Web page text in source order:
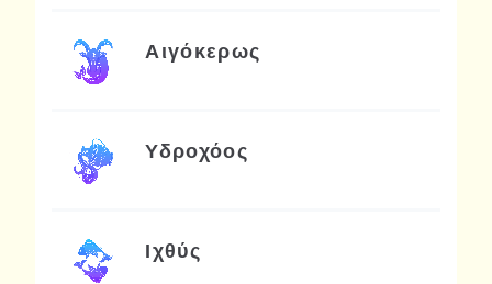
Αιγόκερως
Υδροχόος
Ιχθύς